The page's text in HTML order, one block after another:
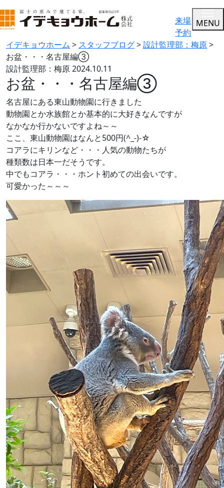
来場
予約
MENU
イデキョウホーム > スタッフブログ>設計監理部：梅原>
お盆・・・名古屋編③
設計監理部：梅原2024.10.11
お盆・・・名古屋編③
名古屋にある東山動物園に行きました
動物園とか水族館とか基本的に大好きなんですが
なかなか行かないですよね～～
ここ、東山動物園はなんと500円(^_-)-☆
コアラにキリンなど・・・人気の動物たちが
種類数は日本一だそうです。
中でもコアラ・・・ホント初めての出会いです。
可愛かった～～～